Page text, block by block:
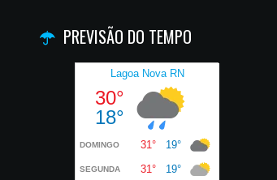
PREVISÃO DO TEMPO